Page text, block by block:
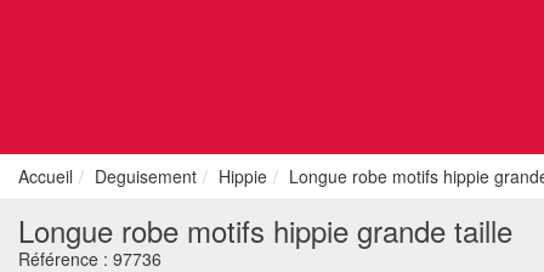
Accueil Deguisement Hippie Longue robe motifs hippie
Longue robe motifs hippie grande taille
Référence : 97736